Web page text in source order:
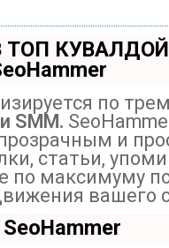
ТОП
по
SMM.
и
статьи,
по максимуму
вашего